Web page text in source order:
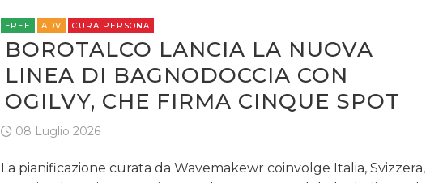
FREE ADV CURA PERSONA
BOROTALCO LANCIA LA NUOVA
LINEA DI BAGNODOCCIA CON
OGILVY, CHE FIRMA CINQUE SPOT
08 Luglio 2026
La pianificazione curata da Wavemakewr coinvolge Italia, Svizzera,